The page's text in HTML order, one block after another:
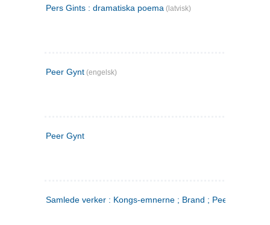
Pers Gints : dramatiska poema (latvisk)
Peer Gynt (engelsk)
Peer Gynt
Samlede verker : Kongs-emnerne ; Brand ; Peer Gynt. 2